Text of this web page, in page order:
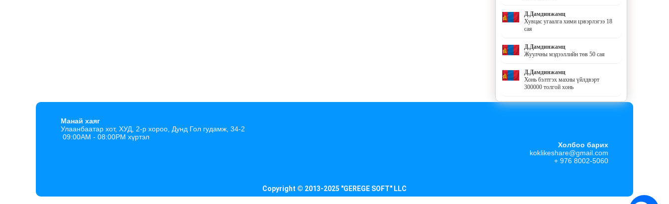
Д.Дамдинжамц
Хувцас угаалга хими цэвэрлэгээ 18
сая
Д.Дамдинжамц
Жуулчны мэдээллийн төв 50 сая
Д.Дамдинжамц
Хонь бэлтгэх махны үйлдвэрт
300000 толгой хонь
Манай хаяг
Улаанбаатар хот, ХУД, 2-р хороо, Дунд Гол гудамж, 34-2
09:00AM - 08:00PM хүртэл
Холбоо барих
koklikeshare@gmail.com
+ 976 8002-5060
Copyright © 2013-2025 "GEREGE SOFT" LLC